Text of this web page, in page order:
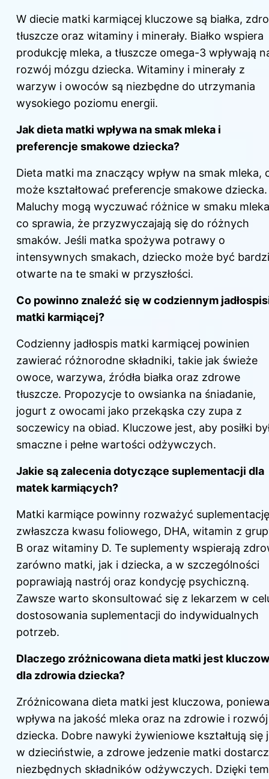
W diecie matki karmiącej kluczowe są białka,
tłuszcze oraz witaminy i minerały. Białko wspiera
produkcję mleka, a tłuszcze omega-3 wpływają
rozwój mózgu dziecka. Witaminy i minerały z
warzyw i owoców są niezbędne do utrzymania
wysokiego poziomu energii.
Jak dieta matki wpływa na smak mleka i
preferencje smakowe dziecka?
Dieta matki ma znaczący wpływ na smak mleka,
może kształtować preferencje smakowe dziecka.
Maluchy mogą wyczuwać różnice w smaku
co sprawia, że przyzwyczajają się do różnych
smaków. Jeśli matka spożywa potrawy o
intensywnych smakach, dziecko może być
otwarte na te smaki w przyszłości.
Co powinno znaleźć się w codziennym
matki karmiącej?
Codzienny jadłospis matki karmiącej powinien
zawierać różnorodne składniki, takie jak świeże
owoce, warzywa, źródła białka oraz zdrowe
tłuszcze. Propozycje to owsianka na śniadanie,
jogurt z owocami jako przekąska czy zupa z
soczewicy na obiad. Kluczowe jest, aby posiłki
smaczne i pełne wartości odżywczych.
Jakie są zalecenia dotyczące suplementacji dla
matek karmiących?
Matki karmiące powinny rozważyć
zwłaszcza kwasu foliowego, DHA, witamin z
B oraz witaminy D. Te suplementy wspierają
zarówno matki, jak i dziecka, a w szczególności
poprawiają nastrój oraz kondycję psychiczną.
Zawsze warto skonsultować się z lekarzem w
dostosowania suplementacji do indywidualnych
potrzeb.
Dlaczego zróżnicowana dieta matki jest
dla zdrowia dziecka?
Zróżnicowana dieta matki jest kluczowa,
wpływa na jakość mleka oraz na zdrowie i rozwój
dziecka. Dobre nawyki żywieniowe kształtują się
w dzieciństwie, a zdrowe jedzenie matki
niezbędnych składników odżywczych. Dzięki